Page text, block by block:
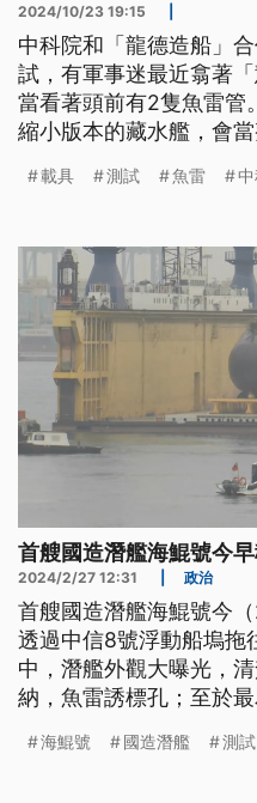
2024/10/23 19:15
中科院和「龍德造船」
試，有軍事迷最近翕著
當看著頭前有2隻魚雷管
縮小版本的藏水艦，會
（這條新聞標題、前言是
載具 測試 魚雷
首艘國造潛艦海鯤號今
2024/2/27 12:31 政治
首艘國造潛艦海鯤號今
透過中信8號浮動船塢拖
中，潛艦外觀大曝光，
納，魚雷誘標孔；至於
展開後續的泊港測試。
海鯤號 國造潛艦 測試